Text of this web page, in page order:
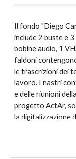
Il fondo "Diego
include 2 buste e
bobine audio, 1
faldoni
le trascrizioni dei
lavoro. I nastri
e delle riunioni
progetto ActAr,
la digitalizzazione